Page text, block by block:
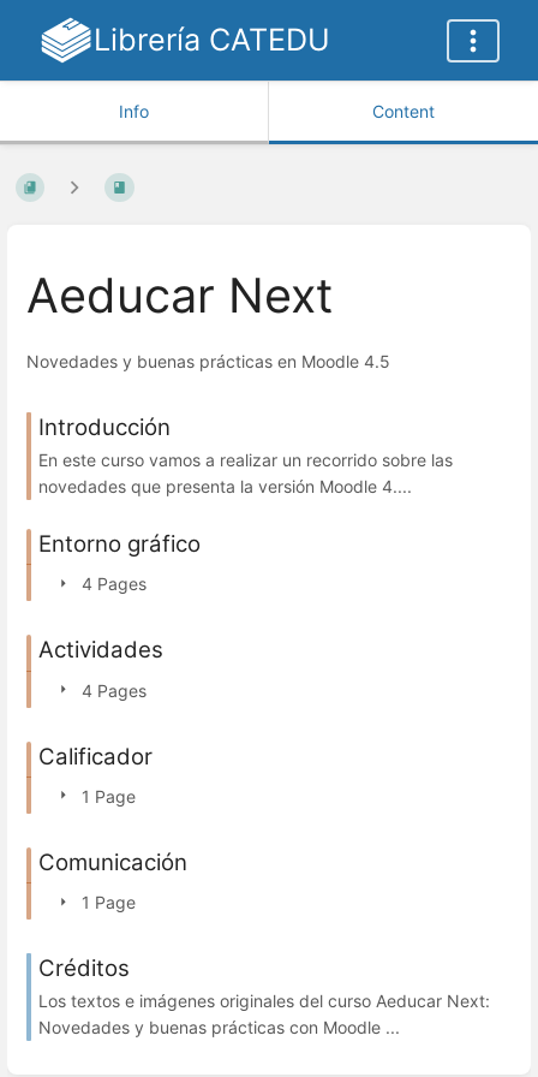
Librería CATEDU
Info Content
Aeducar Next
Novedades y buenas prácticas en Moodle 4.5
Introducción
En este curso vamos a realizar un recorrido sobre las
novedades que presenta la versión Moodle 4....
Entorno gráfico
4 Pages
Actividades
4 Pages
Calificador
1 Page
Comunicación
1 Page
Créditos
Los textos e imágenes originales del curso Aeducar Next:
Novedades y buenas prácticas con Moodle ...